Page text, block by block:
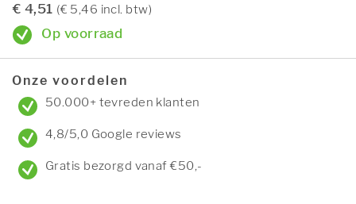
€ 4,51 (€ 5,46 incl. btw)
Op voorraad
Onze voordelen
50.000+ tevreden klanten
4,8/5,0 Google reviews
Gratis bezorgd vanaf €50,-